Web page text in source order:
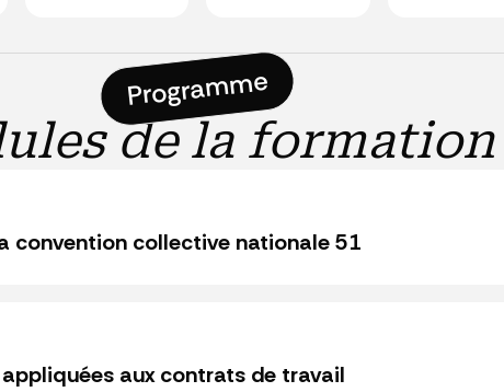
Programme
de la formation
convention collective nationale 51
d’application de la CCN 51
Collective et rénovation
aux contrats de travail